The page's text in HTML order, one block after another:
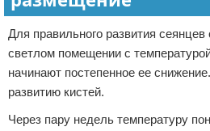
Для правильного развития
светлом помещении с
начинают постепенное ее
развитию кистей.
Через пару недель температуру